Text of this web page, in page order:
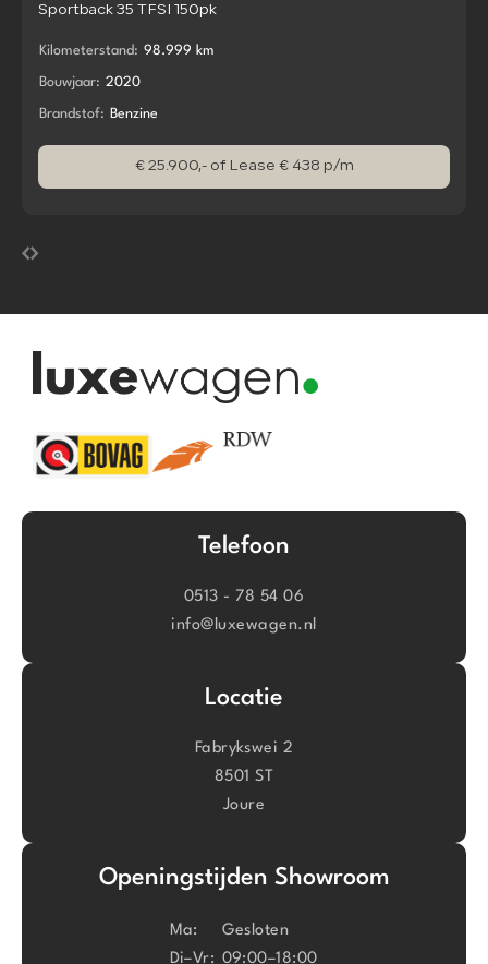
Sportback 35 TFSI 150pk
Kilometerstand: 98.999 km
Bouwjaar: 2020
Brandstof: Benzine
€ 25.900,- of Lease € 438 p/m
Telefoon
0513 - 78 54 06
info@luxewagen.nl
Locatie
Fabrykswei 2
8501 ST
Joure
Openingstijden Showroom
Ma:
Gesloten
Di–Vr: 09:00–18:00